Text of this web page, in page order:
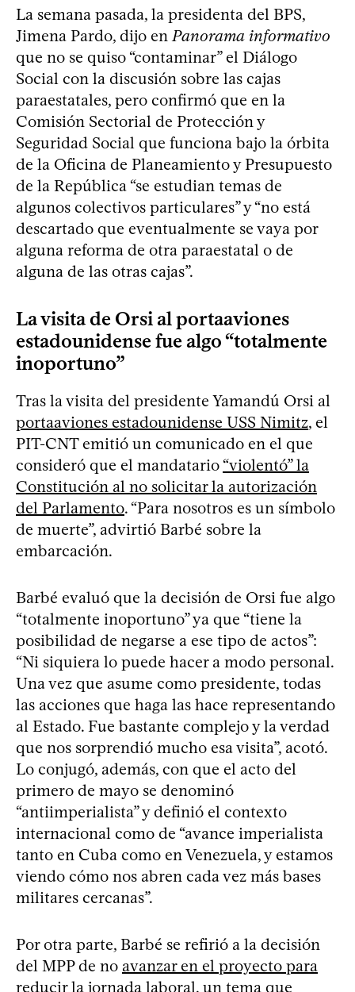
La semana pasada, la presidenta del BPS,
Jimena Pardo, dijo en Panorama informativo
que no se quiso “contaminar” el Diálogo
Social con la discusión sobre las cajas
paraestatales, pero confirmó que en la
Comisión Sectorial de Protección y
Seguridad Social que funciona bajo la órbita
de la Oficina de Planeamiento y Presupuesto
de la República “se estudian temas de
algunos colectivos particulares” y “no está
descartado que eventualmente se vaya por
alguna reforma de otra paraestatal o de
alguna de las otras cajas”.
La visita de Orsi al portaaviones
estadounidense fue algo “totalmente
inoportuno”
Tras la visita del presidente Yamandú Orsi al
portaaviones estadounidense USS Nimitz, el
PIT-CNT emitió un comunicado en el que
consideró que el mandatario “violentó” la
Constitución al no solicitar la autorización
del Parlamento. “Para nosotros es un símbolo
de muerte”, advirtió Barbé sobre la
embarcación.
Barbé evaluó que la decisión de Orsi fue algo
“totalmente inoportuno” ya que “tiene la
posibilidad de negarse a ese tipo de actos”:
“Ni siquiera lo puede hacer a modo personal.
Una vez que asume como presidente, todas
las acciones que haga las hace representando
al Estado. Fue bastante complejo y la verdad
que nos sorprendió mucho esa visita”, acotó.
Lo conjugó, además, con que el acto del
primero de mayo se denominó
“antiimperialista” y definió el contexto
internacional como de “avance imperialista
tanto en Cuba como en Venezuela, y estamos
viendo cómo nos abren cada vez más bases
militares cercanas”.
Por otra parte, Barbé se refirió a la decisión
del MPP de no avanzar en el proyecto para
reducir la jornada laboral, un tema que